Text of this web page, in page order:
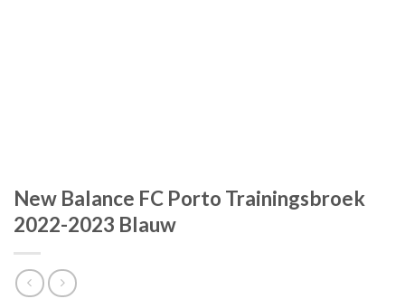
New Balance FC Porto Trainingsbroek
2022-2023 Blauw